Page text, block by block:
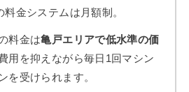
金システムは月額制。
料金は亀戸エリアで低水準の価
用を抑えながら毎日1回マシン
を受けられます。